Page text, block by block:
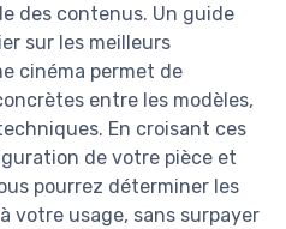
des contenus. Un guide
sur les meilleurs
cinéma permet de
entre les modèles,
En croisant ces
de votre pièce et
pourrez déterminer les
votre usage, sans surpayer